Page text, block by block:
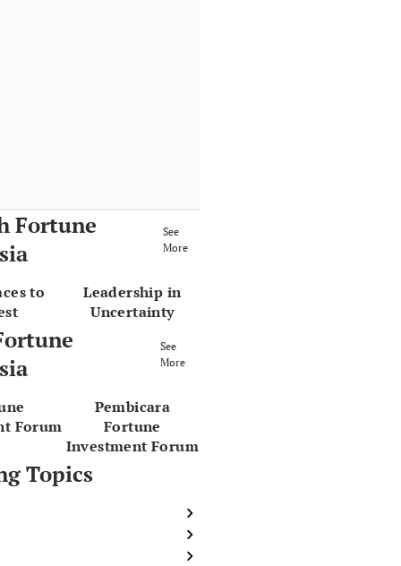
Fortune
See
More
to
Leadership in
Uncertainty
See
More
Forum
Pembicara
Fortune
Investment Forum
Topics